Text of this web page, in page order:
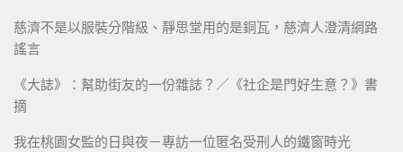
慈濟不是以服裝分階級、靜思堂用的是銅瓦，慈濟人澄清網路
謠言
《大誌》：幫助街友的一份雜誌？／《社企是門好生意？》書
摘
我在桃園女監的日與夜－專訪一位匿名受刑人的鐵窗時光